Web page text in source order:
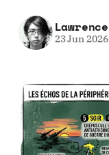
Lawrence
23 Jun 2026